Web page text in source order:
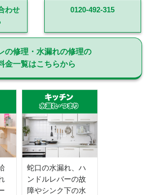
わせ
0120-492-315
の修理・水漏れの修理の
金一覧はこちらから
蛇口の水漏れ、ハ
ンドルレバーの故
障やシンク下の水